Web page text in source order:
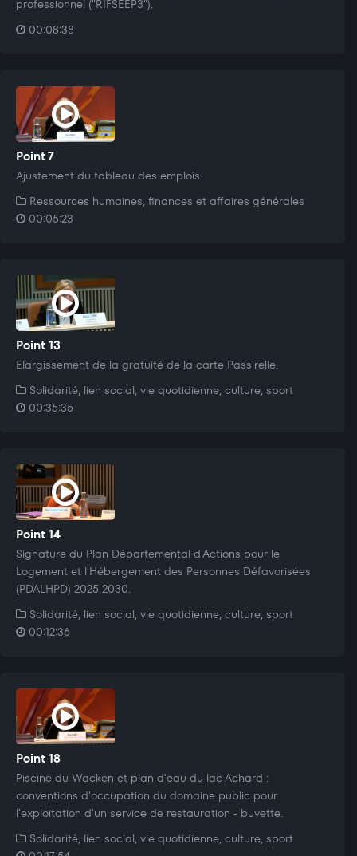
professionnel ("RIFSEEP3").
00:08:38
Point 7
Ajustement du tableau des emplois.
Ressources humaines, finances et affaires générales
00:05:23
Point 13
Elargissement de la gratuité de la carte Pass'relle.
Solidarité, lien social, vie quotidienne, culture, sport
00:35:35
Point 14
Signature du Plan Départemental d'Actions pour le
Logement et l'Hébergement des Personnes Défavorisées
(PDALHPD) 2025-2030.
Solidarité, lien social, vie quotidienne, culture, sport
00:12:36
Point 18
Piscine du Wacken et plan d'eau du lac Achard :
conventions d'occupation du domaine public pour
l'exploitation d'un service de restauration - buvette.
Solidarité, lien social, vie quotidienne, culture, sport